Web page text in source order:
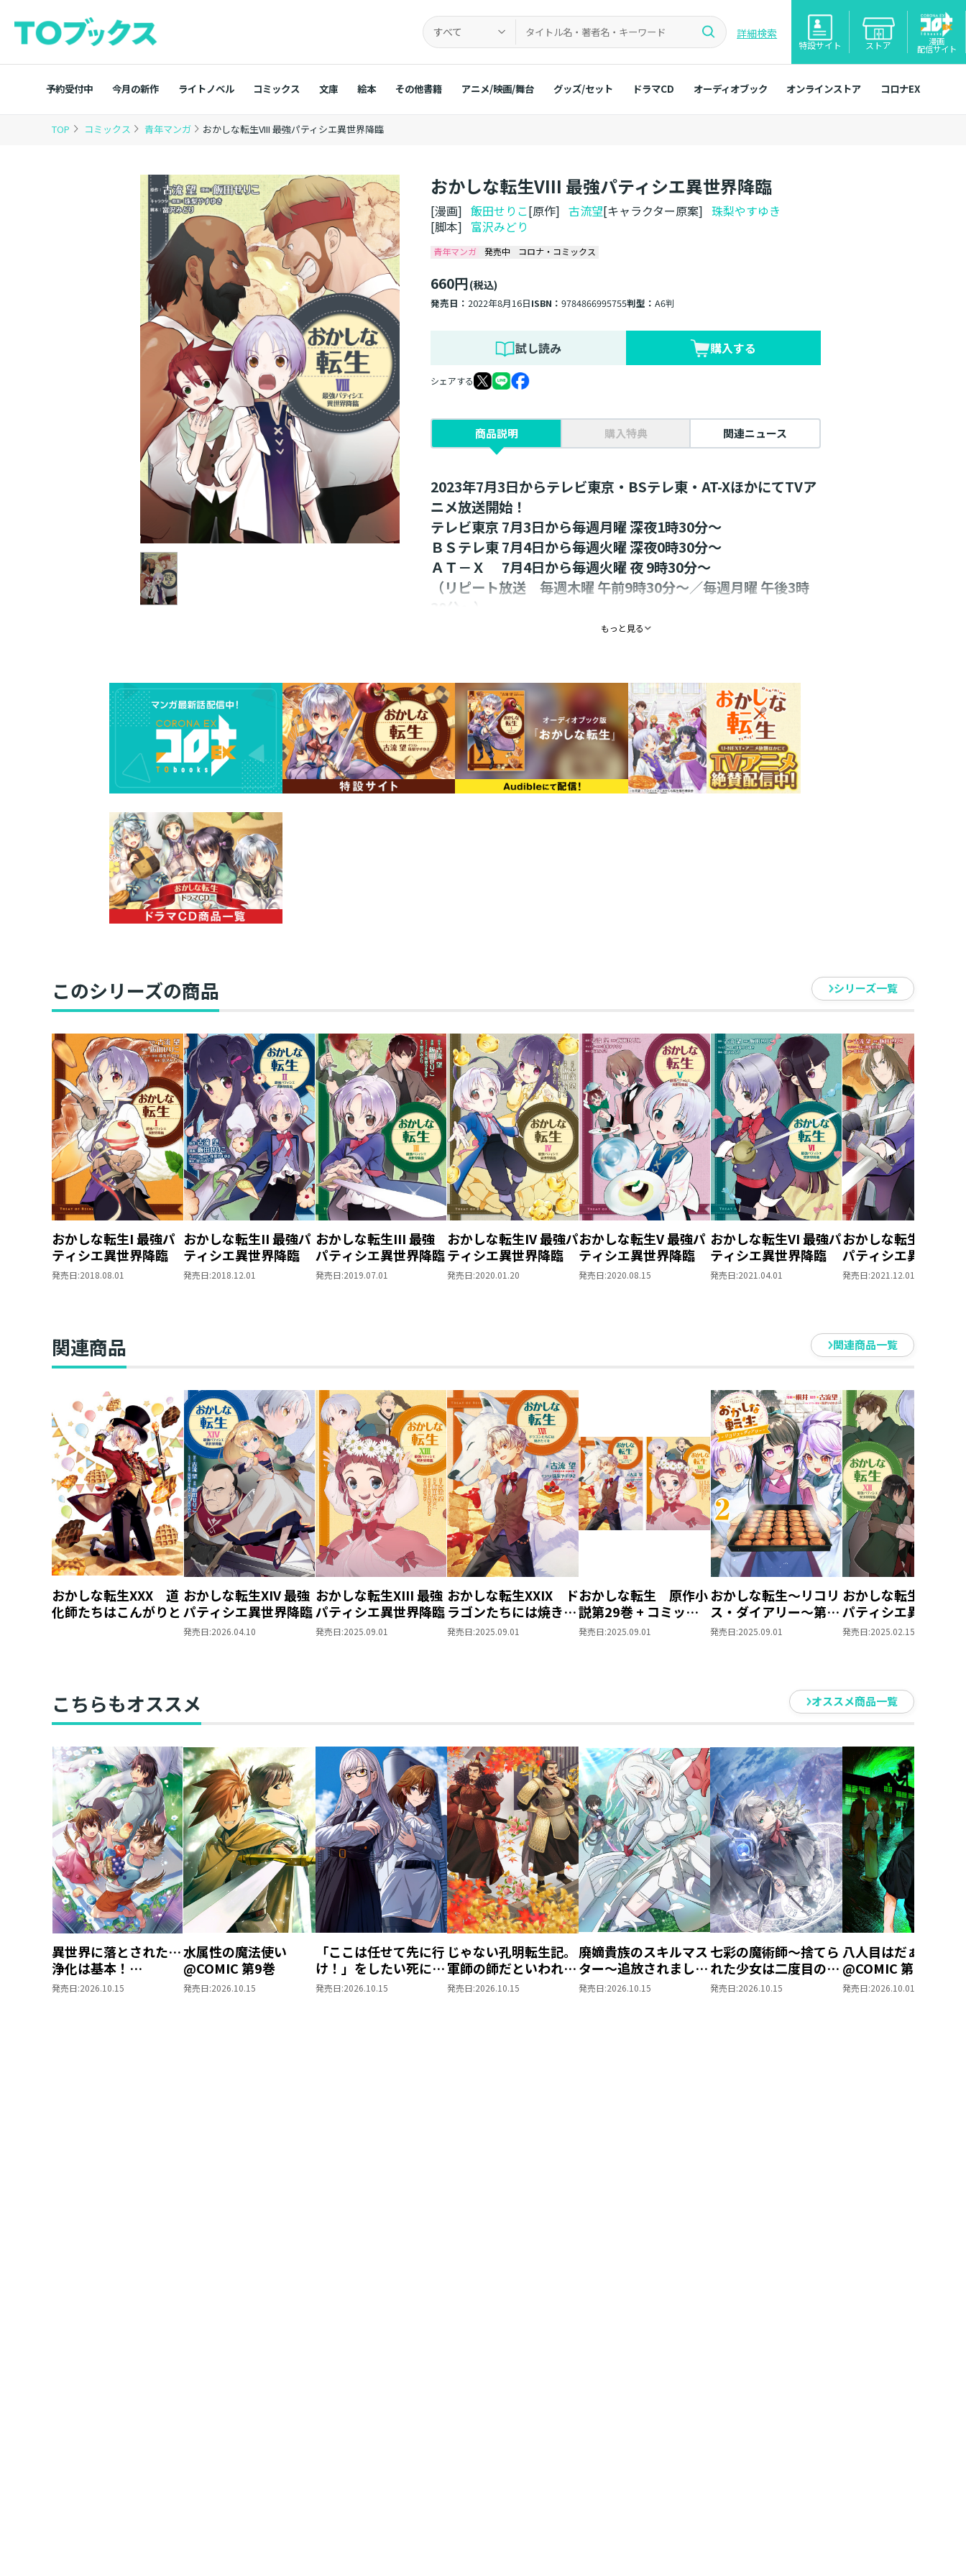
すべて 詳細検索
特設サイト ストア 漫画
配信サイト
予約受付中 今月の新作 ライトノベル コミックス 文庫 絵本 その他書籍 アニメ/映画/舞台 グッズ/セット ドラマCD オーディオブック オンラインストア コロナEX
TOP コミックス 青年マンガ おかしな転生VIII 最強パティシエ異世界降臨
おかしな転生VIII 最強パティシエ異世界降臨
[漫画]飯田せりこ[原作]古流望[キャラクター原案]珠梨やすゆき
[脚本] 富沢みどり
青年マンガ 発売中 コロナ・コミックス
660円(税込)
発売日：2022年8月16日ISBN：9784866995755判型：A6判
試し読み 購入する
シェアする
商品説明 購入特典 関連ニュース
2023年7月3日からテレビ東京・BSテレ東・AT-XほかにてTVア
ニメ放送開始！
テレビ東京 7月3日から毎週月曜 深夜1時30分～
ＢＳテレ東 7月4日から毎週火曜 深夜0時30分～
ＡＴ－Ｘ 7月4日から毎週火曜 夜 9時30分～
（リピート放送 毎週木曜 午前9時30分～／毎週月曜 午後3時
30分～）
ほか全国の放送局でも随時放送開始！詳細は公式HPにて。
U-NEXT・アニメ放題でも最速配信決定！
ほか各種配信サービスでも随時配信開始！
シリーズ累計120万部突破！(紙+電子)
原作小説21巻と同月刊行！
世界を変える王道スイーツ・ファンタジー、コミカライズ第8
巻!!
もっと見る
このシリーズの商品 シリーズ一覧
おかしな転生I 最強パ
ティシエ異世界降臨
発売日:2018.08.01
おかしな転生II 最強パ
ティシエ異世界降臨
発売日:2018.12.01
おかしな転生III 最強
パティシエ異世界降臨
発売日:2019.07.01
おかしな転生IV 最強パ
ティシエ異世界降臨
発売日:2020.01.20
おかしな転生V 最強パ
ティシエ異世界降臨
発売日:2020.08.15
おかしな転生VI 最強パ
ティシエ異世界降臨
発売日:2021.04.01
おかしな転生VII 最強
パティシエ異世界降
発売日:2021.12.01
関連商品 関連商品一覧
おかしな転生XXX 道
化師たちはこんがりと
おかしな転生XIV 最強
パティシエ異世界降臨
発売日:2026.04.10
おかしな転生XIII 最強
パティシエ異世界降臨
発売日:2025.09.01
おかしな転生XXIX ド
ラゴンたちには焼きた
てを
発売日:2025.09.01
おかしな転生 原作小
説第29巻 + コミック
ス第13巻 2冊同時購
発売日:2025.09.01
おかしな転生～リコリ
ス・ダイアリー～第2
巻
発売日:2025.09.01
おかしな転生XII 最強
パティシエ異世界降
発売日:2025.02.15
こちらもオススメ オススメ商品一覧
異世界に落とされた…
浄化は基本！
@COMIC 第7巻
発売日:2026.10.15
水属性の魔法使い
@COMIC 第9巻
発売日:2026.10.15
「ここは任せて先に行
け！」をしたい死にた
がりの望まぬ宇宙下剋
発売日:2026.10.15
じゃない孔明転生記。
軍師の師だといわれま
しても@COMIC 第3巻
発売日:2026.10.15
廃嫡貴族のスキルマス
ター～追放されました
が、『スキル創造』で
発売日:2026.10.15
七彩の魔術師～捨てら
れた少女は二度目の人
生を妖精と歩む～
発売日:2026.10.15
八人目はだぁれ？
@COMIC 第1巻
発売日:2026.10.01